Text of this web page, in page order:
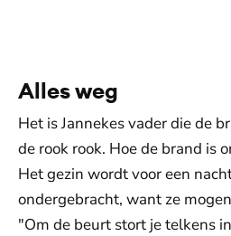
Alles weg
Het is Jannekes vader die de
de rook rook. Hoe de brand is
Het gezin wordt voor een
ondergebracht, want ze
"Om de beurt stort je telkens